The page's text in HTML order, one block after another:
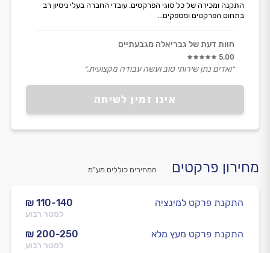
אינו זמין לשיחה
התקנה ומכירה של כל סוגי הפרקטים. עובדי החברה בעלי ניסיון רב
בתחום הפרקטים ומספקים...
חוות דעת של גבריאלה מגבעתיים
5.00
״ואדים נתן שירותי טוב ועשה עבודה מקצועית.״
מחירון פרקטים המחירים כוללים מע”מ
₪ 110-140
למטר רבוע
התקנת פרקט למינציה
₪ 200-250
למטר רבוע
התקנת פרקט מעץ מלא